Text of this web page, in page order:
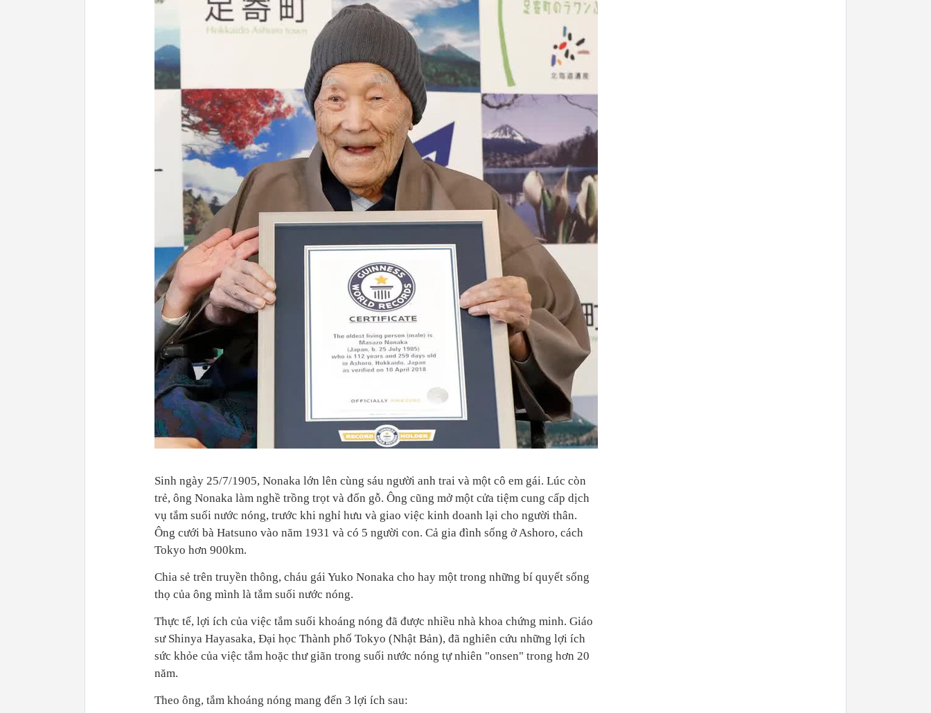
Sinh ngày 25/7/1905, Nonaka lớn lên cùng sáu người anh trai và một cô em gái. Lúc còn
trẻ, ông Nonaka làm nghề trồng trọt và đốn gỗ. Ông cũng mở một cửa tiệm cung cấp dịch
vụ tắm suối nước nóng, trước khi nghỉ hưu và giao việc kinh doanh lại cho người thân.
Ông cưới bà Hatsuno vào năm 1931 và có 5 người con. Cả gia đình sống ở Ashoro, cách
Tokyo hơn 900km.
Chia sẻ trên truyền thông, cháu gái Yuko Nonaka cho hay một trong những bí quyết sống
thọ của ông mình là tắm suối nước nóng.
Thực tế, lợi ích của việc tắm suối khoáng nóng đã được nhiều nhà khoa chứng minh. Giáo
sư Shinya Hayasaka, Đại học Thành phố Tokyo (Nhật Bản), đã nghiên cứu những lợi ích
sức khỏe của việc tắm hoặc thư giãn trong suối nước nóng tự nhiên "onsen" trong hơn 20
năm.
Theo ông, tắm khoáng nóng mang đến 3 lợi ích sau: